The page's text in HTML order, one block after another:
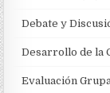
Debate y
Desarrollo de la
Evaluación